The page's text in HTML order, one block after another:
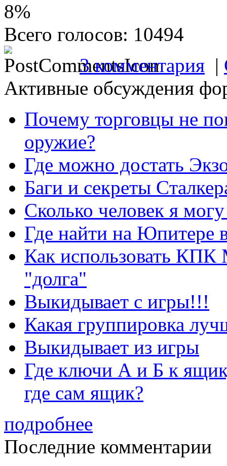
8%
Всего голосов: 10494
3 комментария |
Активные обсуждения
Почему торговцы не
оружие?
Где можно достать
Баги и секреты
Сколько человек я
Где найти на Юпитере
Как использовать
"долга"
Выкидывает с игры!!!
Какая группировка
Выкидывает из игры
Где ключи А и Б к
где сам ящик?
подробнее
Последние комментарии